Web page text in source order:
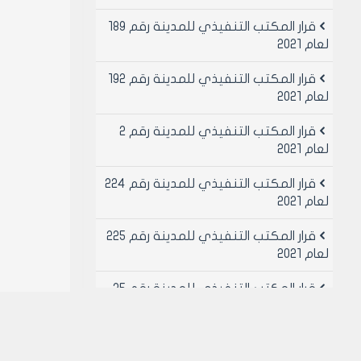
قرار المكتب التنفيذي للمدينة رقم 189
لعام 2021
قرار المكتب التنفيذي للمدينة رقم 192
لعام 2021
قرار المكتب التنفيذي للمدينة رقم 2
لعام 2021
قرار المكتب التنفيذي للمدينة رقم 224
لعام 2021
قرار المكتب التنفيذي للمدينة رقم 225
لعام 2021
قرار المكتب التنفيذي للمدينة رقم 25